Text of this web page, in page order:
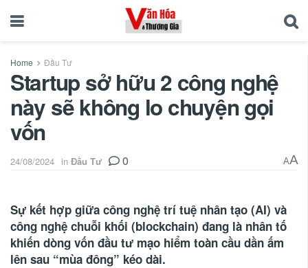
Home Đầu Tư
Startup sở hữu 2 công nghệ
này sẽ không lo chuyện gọi
vốn
24/08/2024 in Đầu Tư 0 AA
Sự kết hợp giữa công nghệ trí tuệ nhân tạo (AI) và
công nghệ chuỗi khối (blockchain) đang là nhân tố
khiến dòng vốn đầu tư mạo hiểm toàn cầu dần ấm
lên sau “mùa đông” kéo dài.